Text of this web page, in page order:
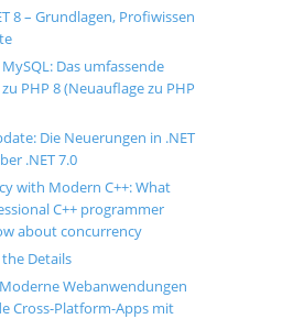
8 – Grundlagen, Profiwissen
Das umfassende
PHP 8 (Neuauflage zu PHP
Die Neuerungen in .NET
.NET 7.0
with Modern C++: What
C++ programmer
about concurrency
the Details
Webanwendungen
Cross-Platform-Apps mit